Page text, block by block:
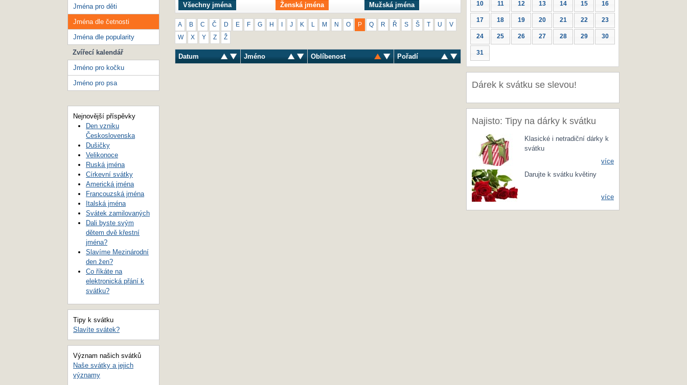
Všechny jména Ženská jména Mužská jména
A B C Č D E F G H J K M N O P Q R Ř S Š U V
W X Y Z Ž
Datum Jméno Oblíbenost Pořadí
10 11 12 13 14 15 16
17 18 19 20 21 22 23
24 25 26 27 28 29 30
31
Dárek k svátku se slevou!
Najisto: Tipy na dárky k svátku
Klasické i netradiční dárky k
svátku
více
Darujte k svátku květiny
více
Jména pro děti
Jména dle četnosti
Jména dle popularity
Zvířecí kalendář
Jméno pro kočku
Jméno pro psa
Nejnovější příspěvky
Den vzniku
Československa
Dušičky
Velikonoce
Ruská jména
Církevní svátky
Americká jména
Francouzská jména
Italská jména
Svátek zamilovaných
Dali byste svým
dětem dvě křestní
jména?
Slavíme Mezinárodní
den žen?
Co říkáte na
elektronická přání k
svátku?
Tipy k svátku
Slavíte svátek?
Význam našich svátků
Naše svátky a jejich
významy